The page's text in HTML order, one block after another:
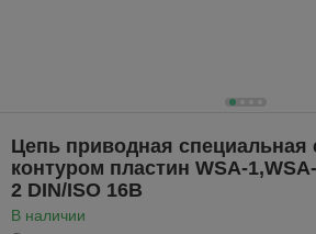
Цепь приводная
контуром пластин WSA-
2 DIN/ISO 16В
В наличии